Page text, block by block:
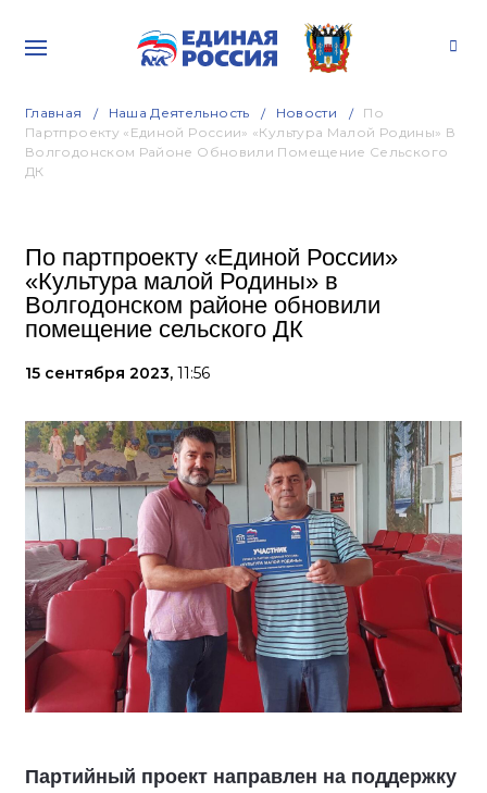
Главная Наша Деятельность Новости
По
Партпроекту «Единой России» «Культура Малой Родины» В
Волгодонском Районе Обновили Помещение Сельского
ДК
По партпроекту «Единой России»
«Культура малой Родины» в
Волгодонском районе обновили
помещение сельского ДК
15 сентября 2023, 11:56
Партийный проект направлен на поддержку